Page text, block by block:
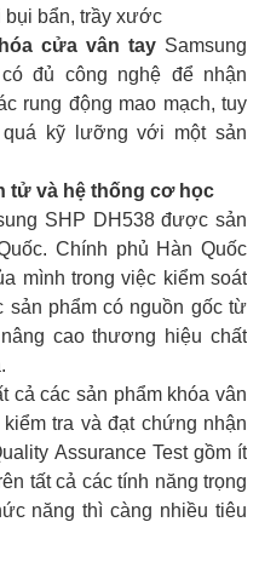
bẩn, trầy xước
cửa vân tay Samsung
đủ công nghệ để nhận
rung động mao mạch, tuy
kỹ lưỡng với một sản
tử và hệ thống cơ học
SHP DH538 được sản
Chính phủ Hàn Quốc
mình trong việc kiểm soát
sản phẩm có nguồn gốc từ
cao thương hiệu chất
cả các sản phẩm khóa vân
tra và đạt chứng nhận
Assurance Test gồm ít
tất cả các tính năng trọng
năng thì càng nhiều tiêu